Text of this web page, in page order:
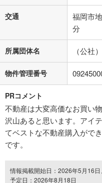
交通
福岡市
分
所属団体名 （公社
物件管理番号
PRコメント
不動産は大変高価なお買い
沢山あると思います。アイ
てベストな不動産購入がで
です。
情報掲載開始日：2026年5月16
予定日：2026年8月18日